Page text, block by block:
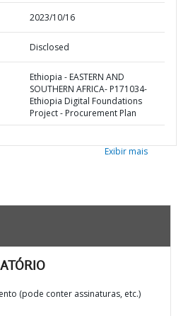
2023/10/16
Disclosed
Ethiopia - EASTERN AND
SOUTHERN AFRICA- P171034-
Ethiopia Digital Foundations
Project - Procurement Plan
Exibir mais
(pode conter assinaturas, etc.)